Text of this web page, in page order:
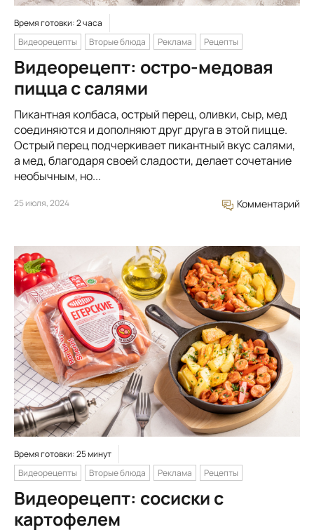
Время готовки: 2 часа
Видеорецепты
Вторые блюда Реклама Рецепты
Видеорецепт: остро-медовая
пицца с салями
Пикантная колбаса, острый перец, оливки, сыр, мед
соединяются и дополняют друг друга в этой пицце.
Острый перец подчеркивает пикантный вкус салями,
а мед, благодаря своей сладости, делает сочетание
необычным, но...
25 июля, 2024 Комментарий
Время готовки: 25 минут
Видеорецепты
Вторые блюда Реклама Рецепты
Видеорецепт: сосиски с
картофелем